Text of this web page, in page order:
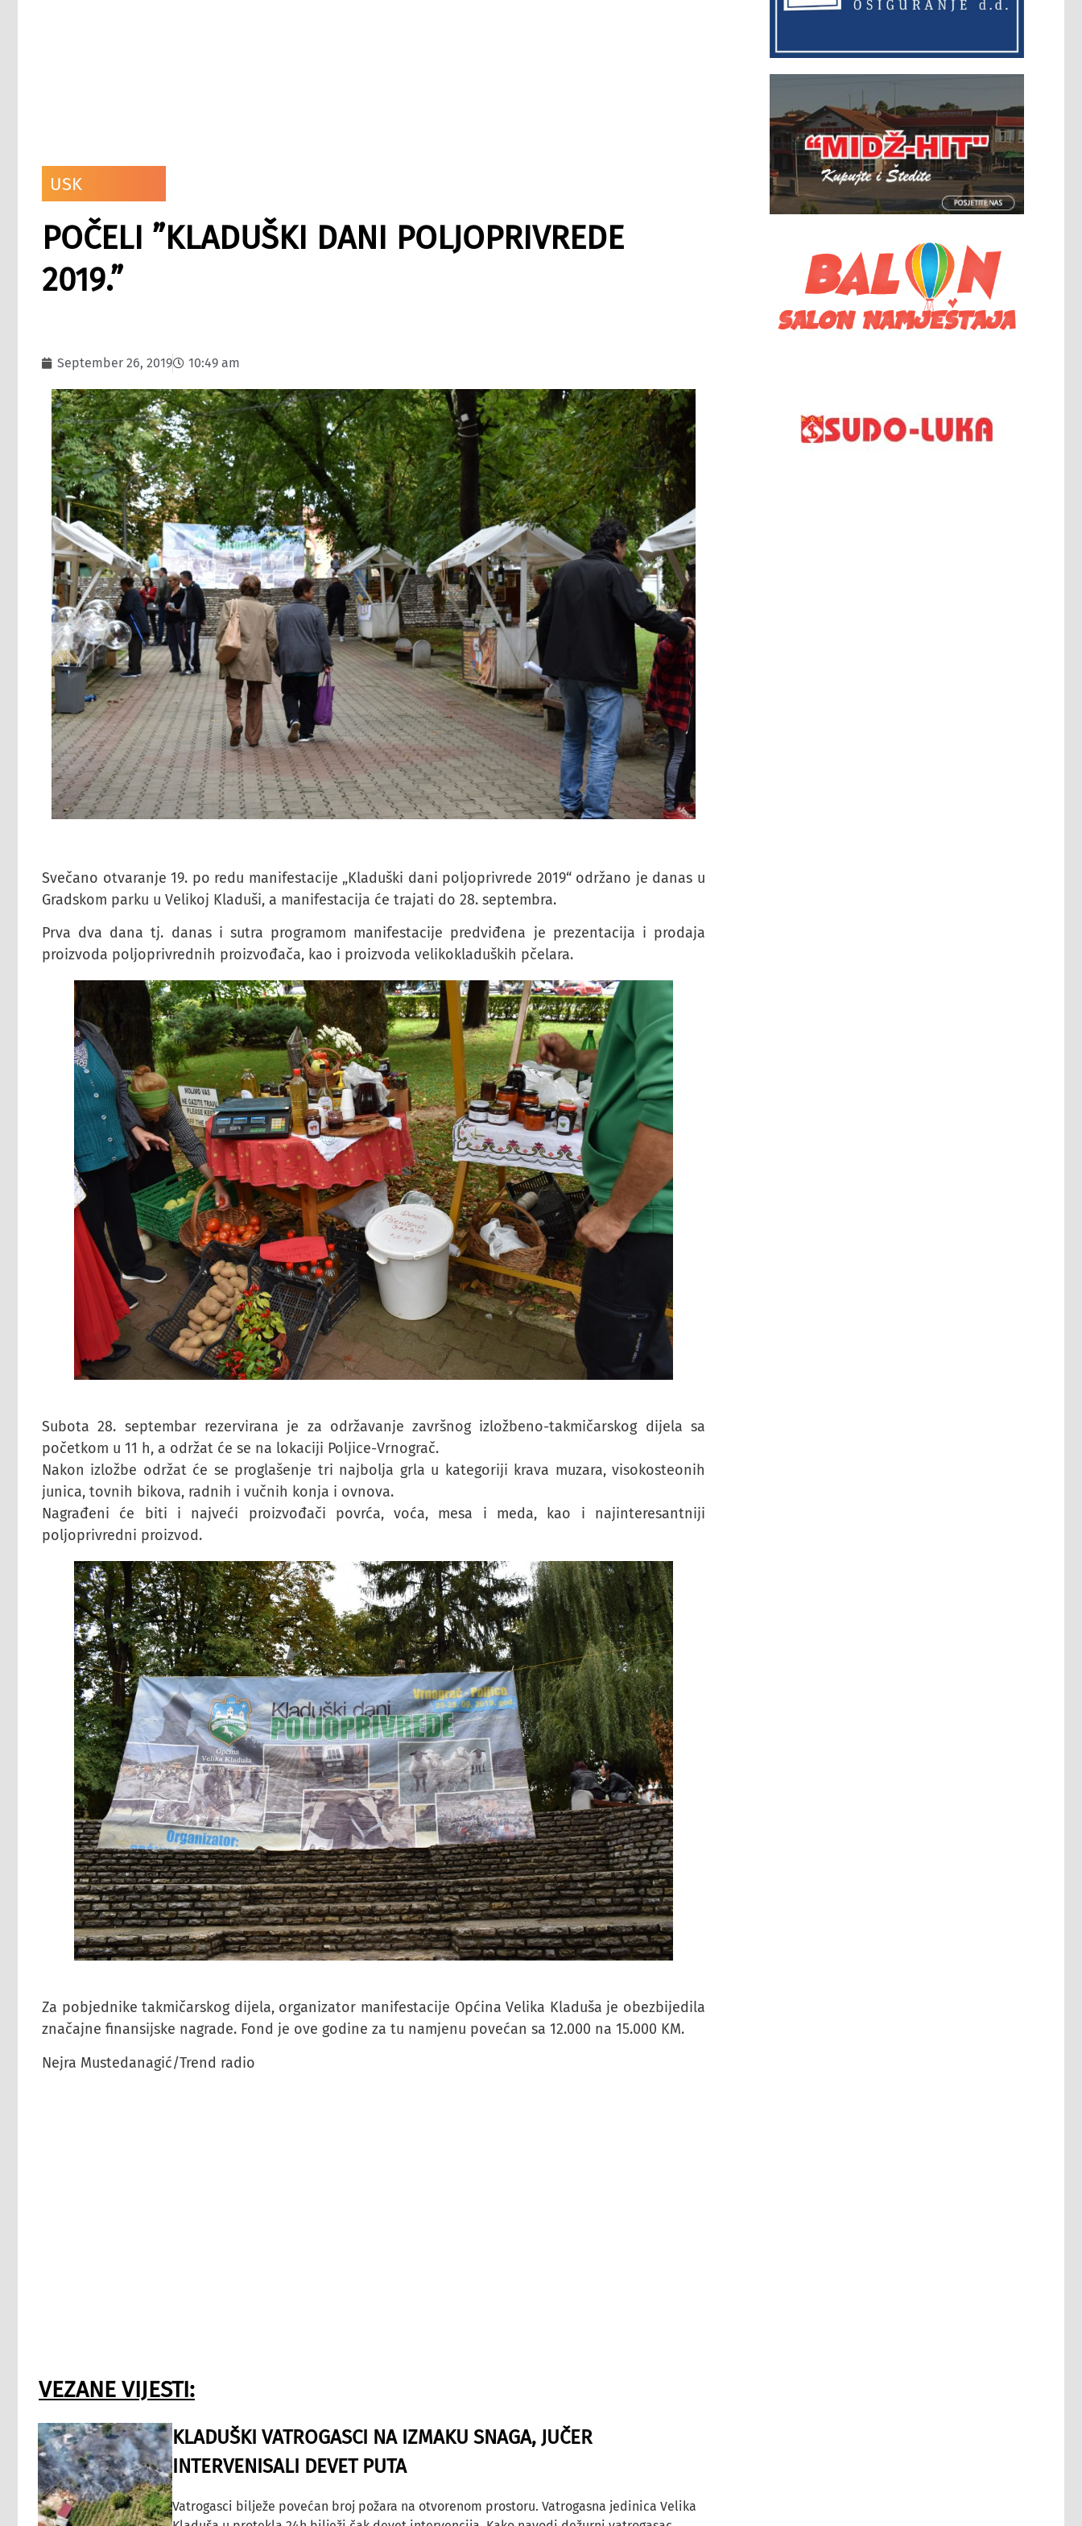
USK
POČELI ”KLADUŠKI DANI POLJOPRIVREDE
2019.”
September 26, 2019 10:49 am
Svečano otvaranje 19. po redu manifestacije „Kladuški dani poljoprivrede 2019“ održano je danas u
Gradskom parku u Velikoj Kladuši, a manifestacija će trajati do 28. septembra.
Prva dva dana tj. danas i sutra programom manifestacije predviđena je prezentacija i prodaja
proizvoda poljoprivrednih proizvođača, kao i proizvoda velikokladuških pčelara.
Subota 28. septembar rezervirana je za održavanje završnog izložbeno-takmičarskog dijela sa
početkom u 11 h, a održat će se na lokaciji Poljice-Vrnograč.
Nakon izložbe održat će se proglašenje tri najbolja grla u kategoriji krava muzara, visokosteonih
junica, tovnih bikova, radnih i vučnih konja i ovnova.
Nagrađeni će biti i najveći proizvođači povrća, voća, mesa i meda, kao i najinteresantniji
poljoprivredni proizvod.
Za pobjednike takmičarskog dijela, organizator manifestacije Općina Velika Kladuša je obezbijedila
značajne finansijske nagrade. Fond je ove godine za tu namjenu povećan sa 12.000 na 15.000 KM.
Nejra Mustedanagić/Trend radio
VEZANE VIJESTI:
KLADUŠKI VATROGASCI NA IZMAKU SNAGA, JUČER
INTERVENISALI DEVET PUTA
Vatrogasci bilježe povećan broj požara na otvorenom prostoru. Vatrogasna jedinica Velika